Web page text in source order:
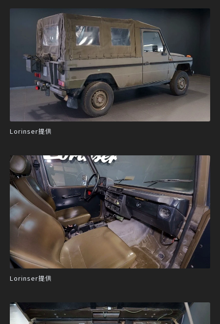
Lorinser提供
Lorinser提供